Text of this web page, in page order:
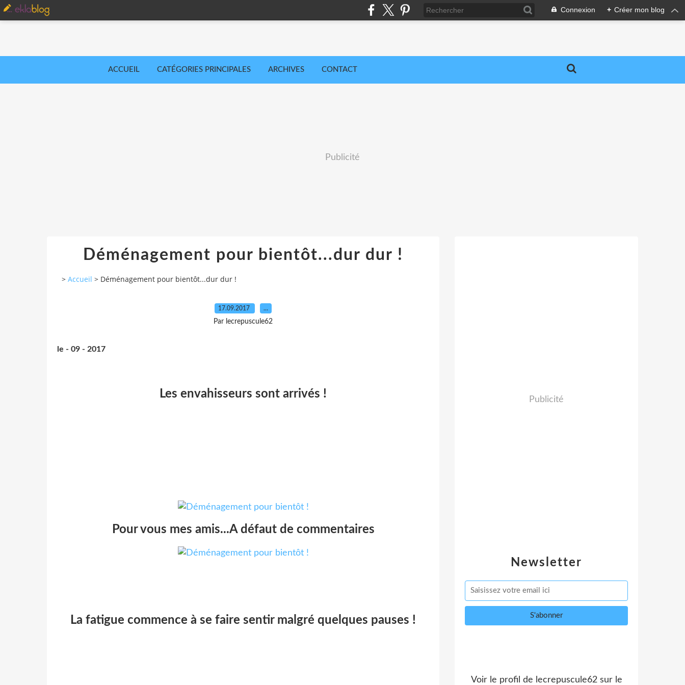
Connexion + Créer mon blog
ACCUEIL CATÉGORIES PRINCIPALES ARCHIVES CONTACT
Publicité
Déménagement pour bientôt...dur dur !
> Accueil > Déménagement pour bientôt...dur dur !
17.09.2017 …
Par lecrepuscule62
le - 09 - 2017
Les envahisseurs sont arrivés !
Pour vous mes amis...A défaut de commentaires
La fatigue commence à se faire sentir malgré quelques pauses !
Newsletter
Publicité
Voir le profil de lecrepuscule62sur le